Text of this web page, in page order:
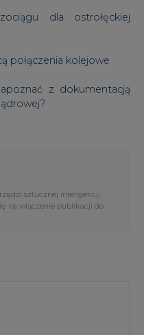
dla ostrołęckiej
połączenia kolejowe
z dokumentacją
sztucznej inteligencji.
na włączenie publikacji do